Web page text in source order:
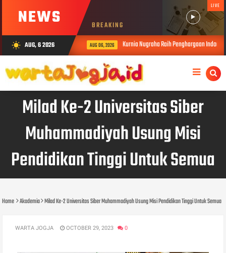
NEWS BREAKING
LIVE
wb_sunny AUG, 6 2026 AUG 06, 2026 Kurnia Nugraha Raih Penghargaan
Milad Ke-2 Universitas Siber
Muhammadiyah Usung Misi
Pendidikan Tinggi Untuk Semua
Home Akademia Milad Ke-2 Universitas Siber Muhammadiyah Usung Misi Pendidikan Tinggi Untuk Semua
WARTA JOGJA OCTOBER 29, 2023 0